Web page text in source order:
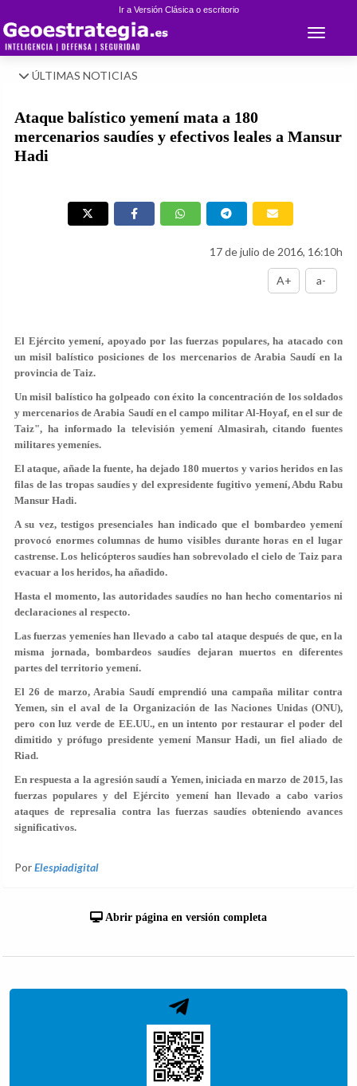
Ir a Versión Clásica o escritorio
Toggle
ÚLTIMAS NOTICIAS
Ataque balístico yemení mata a 180
mercenarios saudíes y efectivos leales a Mansur
Hadi
17 de julio de 2016, 16:10h
A+ a-
El Ejército yemení, apoyado por las fuerzas populares, ha atacado con
un misil balístico posiciones de los mercenarios de Arabia Saudí en la
provincia de Taiz.
Un misil balístico ha golpeado con éxito la concentración de los soldados
y mercenarios de Arabia Saudí en el campo militar Al-Hoyaf, en el sur de
Taiz", ha informado la televisión yemení Almasirah, citando fuentes
militares yemeníes.
El ataque, añade la fuente, ha dejado 180 muertos y varios heridos en las
filas de las tropas saudíes y del expresidente fugitivo yemení, Abdu Rabu
Mansur Hadi.
A su vez, testigos presenciales han indicado que el bombardeo yemení
provocó enormes columnas de humo visibles durante horas en el lugar
castrense. Los helicópteros saudíes han sobrevolado el cielo de Taiz para
evacuar a los heridos, ha añadido.
Hasta el momento, las autoridades saudíes no han hecho comentarios ni
declaraciones al respecto.
Las fuerzas yemeníes han llevado a cabo tal ataque después de que, en la
misma jornada, bombardeos saudíes dejaran muertos en diferentes
partes del territorio yemení.
El 26 de marzo, Arabia Saudí emprendió una campaña militar contra
Yemen, sin el aval de la Organización de las Naciones Unidas (ONU),
pero con luz verde de EE.UU., en un intento por restaurar el poder del
dimitido y prófugo presidente yemení Mansur Hadi, un fiel aliado de
Riad.
En respuesta a la agresión saudí a Yemen, iniciada en marzo de 2015, las
fuerzas populares y del Ejército yemení han llevado a cabo varios
ataques de represalia contra las fuerzas saudíes obteniendo avances
significativos.
PorElespiadigital
Abrir página en versión completa